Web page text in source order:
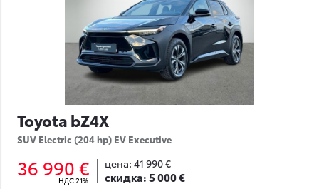
Toyota bZ4X
SUV Electric (204 hp) EV Executive
36 990 €
НДС 21%
цена: 41 990 €
скидка:5 000 €